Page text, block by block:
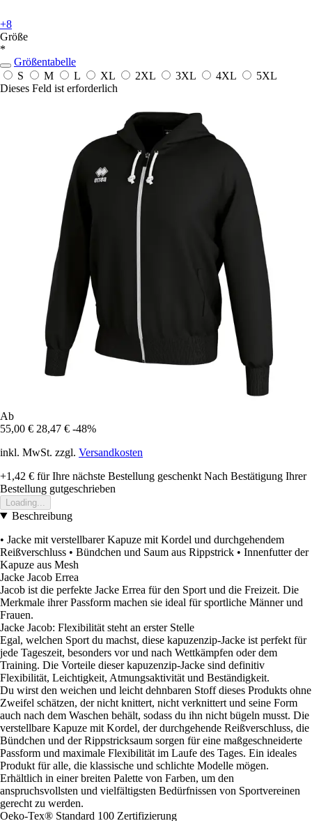
+8
Größe
*
Größentabelle
S
M L XL 2XL 3XL 4XL
5XL
Dieses Feld ist erforderlich
Ab
55,00 € 28,47 € -48%
inkl. MwSt. zzgl. Versandkosten
+1,42 € für Ihre nächste Bestellung geschenkt Nach Bestätigung Ihrer
Bestellung gutgeschrieben
Loading...
Beschreibung
• Jacke mit verstellbarer Kapuze mit Kordel und durchgehendem
Reißverschluss • Bündchen und Saum aus Rippstrick • Innenfutter der
Kapuze aus Mesh
Jacke Jacob Errea
Jacob ist die perfekte Jacke Errea für den Sport und die Freizeit. Die
Merkmale ihrer Passform machen sie ideal für sportliche Männer und
Frauen.
Jacke Jacob: Flexibilität steht an erster Stelle
Egal, welchen Sport du machst, diese kapuzenzip-Jacke ist perfekt für
jede Tageszeit, besonders vor und nach Wettkämpfen oder dem
Training. Die Vorteile dieser kapuzenzip-Jacke sind definitiv
Flexibilität, Leichtigkeit, Atmungsaktivität und Beständigkeit.
Du wirst den weichen und leicht dehnbaren Stoff dieses Produkts ohne
Zweifel schätzen, der nicht knittert, nicht verknittert und seine Form
auch nach dem Waschen behält, sodass du ihn nicht bügeln musst. Die
verstellbare Kapuze mit Kordel, der durchgehende Reißverschluss, die
Bündchen und der Rippstricksaum sorgen für eine maßgeschneiderte
Passform und maximale Flexibilität im Laufe des Tages. Ein ideales
Produkt für alle, die klassische und schlichte Modelle mögen.
Erhältlich in einer breiten Palette von Farben, um den
anspruchsvollsten und vielfältigsten Bedürfnissen von Sportvereinen
gerecht zu werden.
Oeko-Tex® Standard 100 Zertifizierung